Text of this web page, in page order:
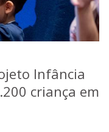
Infância
criança em